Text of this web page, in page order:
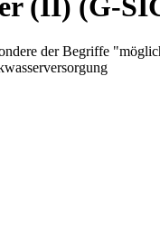
(II) (G-
der Begriffe